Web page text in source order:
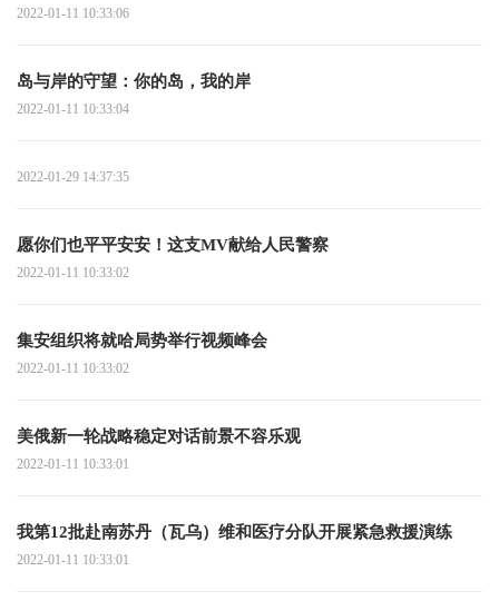
2022-01-11 10:33:06
岛与岸的守望：你的岛，我的岸
2022-01-11 10:33:04
2022-01-29 14:37:35
愿你们也平平安安！这支MV献给人民警察
2022-01-11 10:33:02
集安组织将就哈局势举行视频峰会
2022-01-11 10:33:02
美俄新一轮战略稳定对话前景不容乐观
2022-01-11 10:33:01
我第12批赴南苏丹（瓦乌）维和医疗分队开展紧急救援演练
2022-01-11 10:33:01